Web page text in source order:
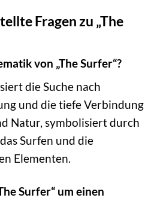
Fragen zu „The
von „The Surfer“?
die Suche nach
und die tiefe Verbindung
Natur, symbolisiert durch
Surfen und die
Elementen.
Surfer“ um einen